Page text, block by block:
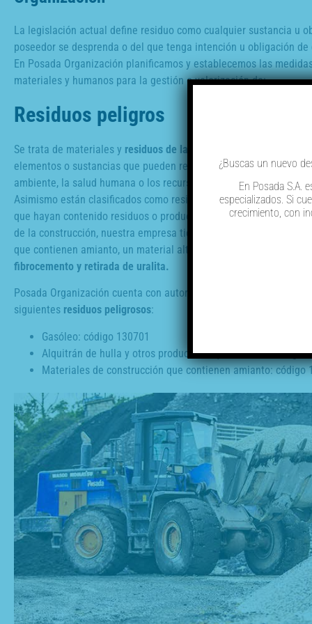
La legislación actual define residuo como cualquier sustancia u
poseedor se desprenda o del que tenga intención u obligación de
En Posada Organización planificamos y establecemos las
materiales y humanos para la gestión o valorización de:
Residuos peligros
Se trata de materiales y residuos de la construcción y demolición
elementos o sustancias que pueden representar un peligro para
ambiente, la salud humana o los recursos naturales, en cualquier
Asimismo están clasificados como residuos peligrosos los
que hayan contenido residuos o productos considerados
de la construcción, nuestra empresa tiene experiencia en la
que contienen amianto, un material altamente peligroso,
fibrocemento y retirada de uralita.
Posada Organización cuenta con autorización para la gestión de
siguientes residuos peligrosos:
Gasóleo: código 130701
Alquitrán de hulla y otros productos alquitranados: código
Materiales de construcción que contienen amianto:
¿Buscas un nuevo
En Posada S.A.
especializados. Si
crecimiento, con